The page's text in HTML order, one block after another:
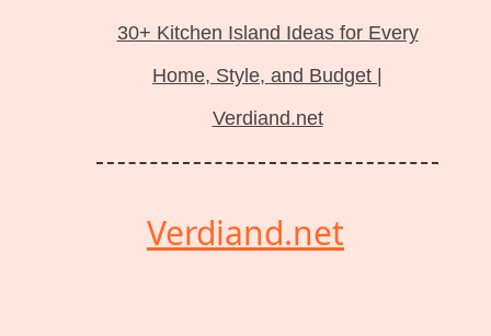
30+ Kitchen Island Ideas for Every
Home, Style, and Budget |
Verdiand.net
Verdiand.net